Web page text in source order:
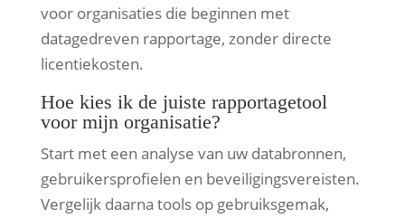
voor organisaties die beginnen met
datagedreven rapportage, zonder directe
licentiekosten.
Hoe kies ik de juiste rapportagetool
voor mijn organisatie?
Start met een analyse van uw databronnen,
gebruikersprofielen en beveiligingsvereisten.
Vergelijk daarna tools op gebruiksgemak,